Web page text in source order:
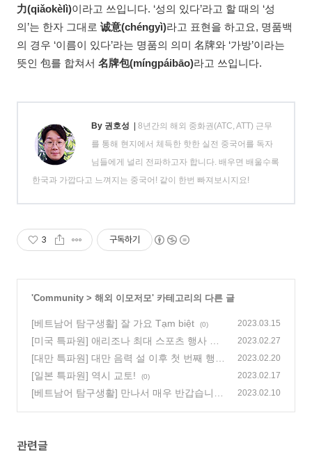
力(qiǎokèlì)이라고 쓰입니다. ‘성의 있다’라고 할 때의 ‘성
의’는 한자 그대로 诚意(chéngyì)라고 표현을 하고요, 명품백
의 경우 ‘이름이 있다’라는 명품의 의미 名牌와 ‘가방’이라는
뜻인 包를 합쳐서 名牌包(míngpáibāo)라고 쓰입니다.
By 권호성 | 8년간의 해외 중화권(ATC, ATT) 근무
를 통해 현지에서 체득한 핫한 실전 중국어를 독자
님들에게 널리 전파하고자 합니다. 배우면 배울수록
한국과 가깝다고 느껴지는 중국어! 같이 한번 빠져보시지요!
3 구독하기
'Community > 해외 이모저모' 카테고리의 다른 글
[베트남어 탐구생활] 잘 가요 Tạm biệt (0) 2023.03.15
[미국 특파원] 애리조나 최대 스포츠 행사 피
닉스 오픈(Phoenix Open)과 슈퍼볼
(0)
2023.02.27
[대만 특파원] 대만 음력 설 이후 첫 번째 행사
‘빠이빠이’
(0)
2023.02.20
[일본 특파원] 역시 교토! (0) 2023.02.17
[베트남어 탐구생활] 만나서 매우 반갑습니다
2023.02.10
관련글